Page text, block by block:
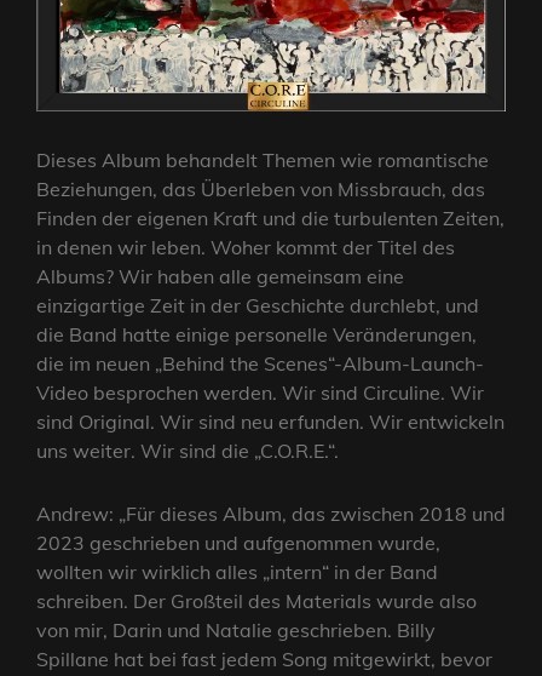
Dieses Album behandelt Themen wie romantische
Beziehungen, das Überleben von Missbrauch, das
Finden der eigenen Kraft und die turbulenten Zeiten,
in denen wir leben. Woher kommt der Titel des
Albums? Wir haben alle gemeinsam eine
einzigartige Zeit in der Geschichte durchlebt, und
die Band hatte einige personelle Veränderungen,
die im neuen „Behind the Scenes“-Album-Launch-
Video besprochen werden. Wir sind Circuline. Wir
sind Original. Wir sind neu erfunden. Wir entwickeln
uns weiter. Wir sind die „C.O.R.E.“.
Andrew: „Für dieses Album, das zwischen 2018 und
2023 geschrieben und aufgenommen wurde,
wollten wir wirklich alles „intern“ in der Band
schreiben. Der Großteil des Materials wurde also
von mir, Darin und Natalie geschrieben. Billy
Spillane hat bei fast jedem Song mitgewirkt, bevor